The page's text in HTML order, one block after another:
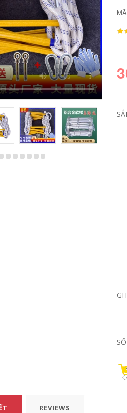
kín cửa sổ chống
lưới chống rơi luoi
Lưới trang trí ban
REVIEWS